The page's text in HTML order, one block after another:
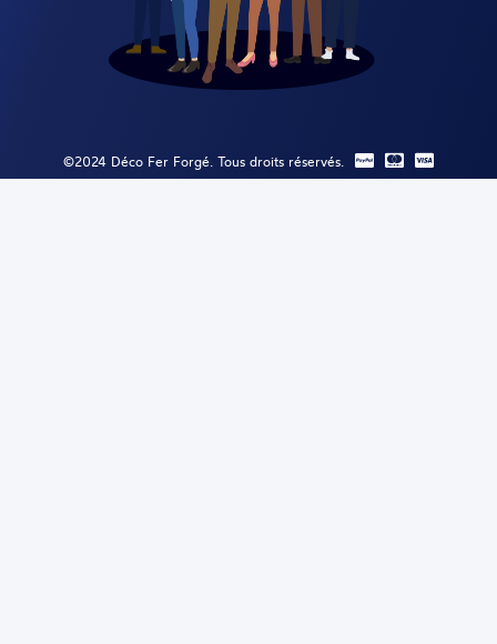
©2024 Déco Fer Forgé. Tous droits réservés.